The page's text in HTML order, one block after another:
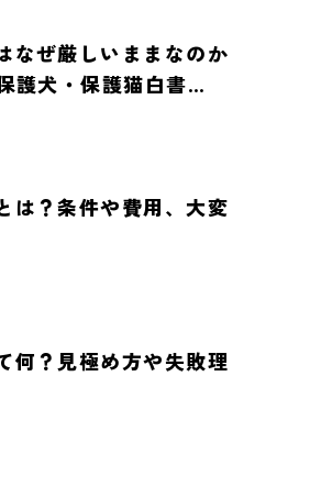
なぜ厳しいままなのか
護犬・保護猫白書
は？条件や費用、大変
何？見極め方や失敗理